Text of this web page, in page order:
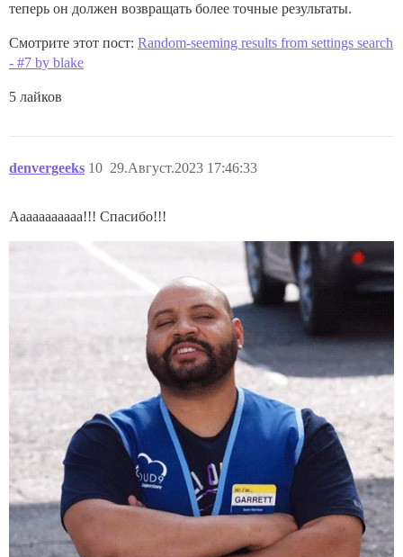
теперь он должен возвращать более точные результаты.
Смотрите этот пост: Random-seeming results from settings search
- #7 by blake
5 лайков
denvergeeks 29.Август.2023 17:46:33
10
Ааааааааааа!!! Спасибо!!!